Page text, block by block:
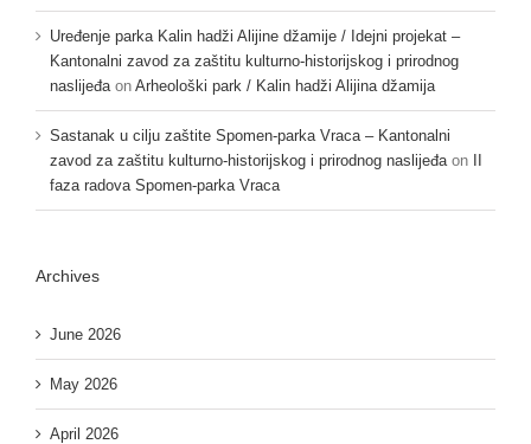
Uređenje parka Kalin hadži Alijine džamije / Idejni projekat –
Kantonalni zavod za zaštitu kulturno-historijskog i prirodnog
naslijeđa on Arheološki park / Kalin hadži Alijina džamija
Sastanak u cilju zaštite Spomen-parka Vraca – Kantonalni
zavod za zaštitu kulturno-historijskog i prirodnog naslijeđa on
faza radova Spomen-parka Vraca
Archives
June 2026
May 2026
April 2026